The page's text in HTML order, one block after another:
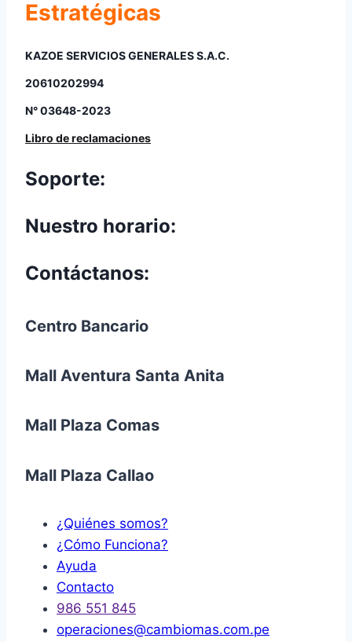
Estratégicas
KAZOE SERVICIOS GENERALES S.A.C.
20610202994
N° 03648-2023
Libro de reclamaciones
Soporte:
Nuestro horario:
Contáctanos:
Centro Bancario
Mall Aventura Santa Anita
Mall Plaza Comas
Mall Plaza Callao
¿Quiénes somos?
¿Cómo Funciona?
Ayuda
Contacto
986 551 845
operaciones@cambiomas.com.pe